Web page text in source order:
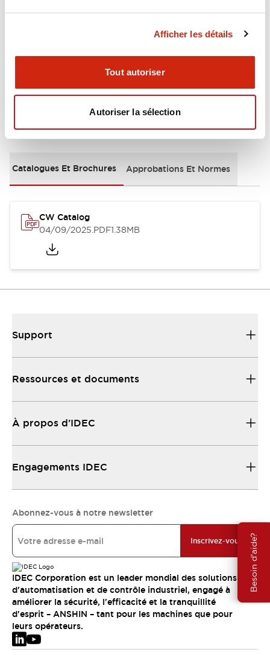
Afficher les détails
Tout autoriser
Autoriser la sélection
Besoin d'aide?
Mounting and Installation Specifications
Documents et fichiers
Catalogues Et Brochures Approbations Et Normes
CW Catalog
04/09/2025.PDF1.38MB
Support
Ressources et documents
À propos d’IDEC
Engagements IDEC
Abonnez-vous à notre newsletter
Inscrivez-vous
IDEC Corporation est un leader mondial des solutions
d'automatisation et de contrôle industriel, engagé à
améliorer la sécurité, l'efficacité et la tranquillité
d'esprit – ANSHIN – tant pour les machines que pour
leurs opérateurs.